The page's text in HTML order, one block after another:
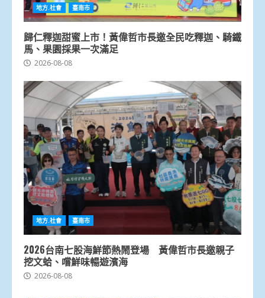
地方.社會 臺南市
歸仁釋迦甜蜜上市！黃偉哲市長邀全民吃釋迦、騎鐵
馬、果園採果一次滿足
2026-08-08
地方.社會 臺南市
2026台南七股海鮮節熱鬧登場 黃偉哲市長邀親子
挖文蛤、嚐鮮味暢遊濱海
2026-08-08